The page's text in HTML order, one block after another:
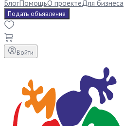
БлогПомощьО проектеДля бизнеса
Подать объявление
Войти